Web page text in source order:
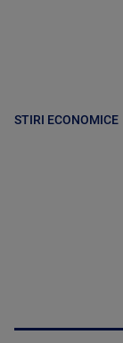
STIRI ECONOMICE